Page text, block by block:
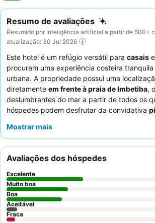
Resumo de avaliações
Resumido por inteligência artificial a partir de 600+
atualização: 30 Jul 2026
Este hotel é um refúgio versátil para casais e
procuram uma experiência costeira
urbana. A propriedade possui uma
diretamente em frente à praia de Imbetiba,
deslumbrantes do mar a partir de todos os
hóspedes podem desfrutar da convidativa
recebem consistentemente elogios pela sua
almoço
que apresenta uma seleção
frescas. Para uma estadia melhor, considere
num andar superior para apreciar
panorâmicas.
Mostrar mais
Avaliações dos hóspedes
Excelente
Muito boa
Boa
Aceitável
Fraca